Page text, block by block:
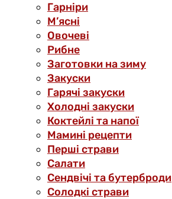
Гарніри
М’ясні
Овочеві
Рибне
Заготовки на зиму
Закуски
Гарячі закуски
Холодні закуски
Коктейлі та напої
Мамині рецепти
Перші страви
Салати
Сендвічі та бутерброди
Солодкі страви